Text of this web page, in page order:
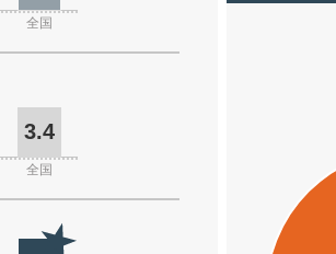
全国
3.4
全国